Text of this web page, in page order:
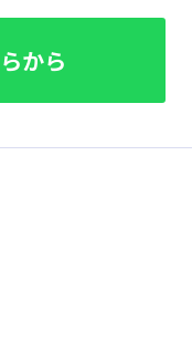
から